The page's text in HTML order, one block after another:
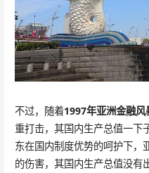
不过，随着1997年亚洲金融风
重打击，其国内生产总值一下
东在国内制度优势的呵护下，
的伤害，其国内生产总值没有